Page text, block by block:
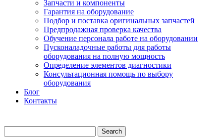
Запчасти и компоненты
Гарантия на оборудование
Подбор и поставка оригинальных запчастей
Предпродажная проверка качества
Обучение персонала работе на оборудовании
Пусконаладочные работы для работы
оборудования на полную мощность
Определение элементов диагностики
Консультационная помощь по выбору
оборудования
Блог
Контакты
Search